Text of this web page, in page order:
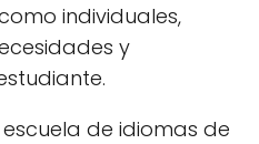
individuales,
y
de idiomas de